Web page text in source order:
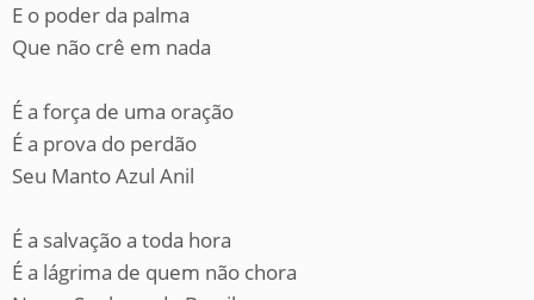
E o poder da palma
Que não crê em nada
É a força de uma oração
É a prova do perdão
Seu Manto Azul Anil
É a salvação a toda hora
É a lágrima de quem não chora